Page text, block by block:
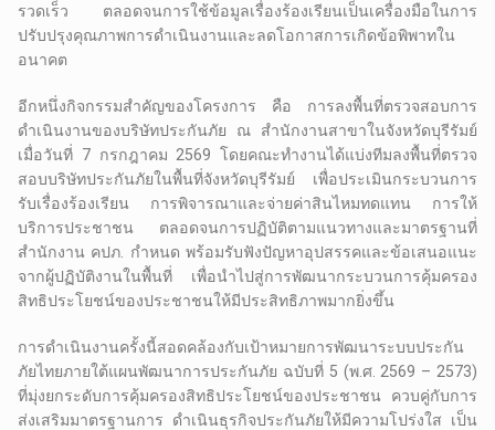
รวดเร็ว ตลอดจนการใช้ข้อมูลเรื่องร้องเรียนเป็นเครื่องมือในการ
ปรับปรุงคุณภาพการดำเนินงานและลดโอกาสการเกิดข้อพิพาทใน
อนาคต
อีกหนึ่งกิจกรรมสำคัญของโครงการ คือ การลงพื้นที่ตรวจสอบการ
ดำเนินงานของบริษัทประกันภัย ณ สำนักงานสาขาในจังหวัดบุรีรัมย์
เมื่อวันที่ 7 กรกฎาคม 2569 โดยคณะทำงานได้แบ่งทีมลงพื้นที่ตรวจ
สอบบริษัทประกันภัยในพื้นที่จังหวัดบุรีรัมย์ เพื่อประเมินกระบวนการ
รับเรื่องร้องเรียน การพิจารณาและจ่ายค่าสินไหมทดแทน การให้
บริการประชาชน ตลอดจนการปฏิบัติตามแนวทางและมาตรฐานที่
สำนักงาน คปภ. กำหนด พร้อมรับฟังปัญหาอุปสรรคและข้อเสนอแนะ
จากผู้ปฏิบัติงานในพื้นที่ เพื่อนำไปสู่การพัฒนากระบวนการคุ้มครอง
สิทธิประโยชน์ของประชาชนให้มีประสิทธิภาพมากยิ่งขึ้น
การดำเนินงานครั้งนี้สอดคล้องกับเป้าหมายการพัฒนาระบบประกัน
ภัยไทยภายใต้แผนพัฒนาการประกันภัย ฉบับที่ 5 (พ.ศ. 2569 – 2573)
ที่มุ่งยกระดับการคุ้มครองสิทธิประโยชน์ของประชาชน ควบคู่กับการ
ส่งเสริมมาตรฐานการ ดำเนินธุรกิจประกันภัยให้มีความโปร่งใส เป็น